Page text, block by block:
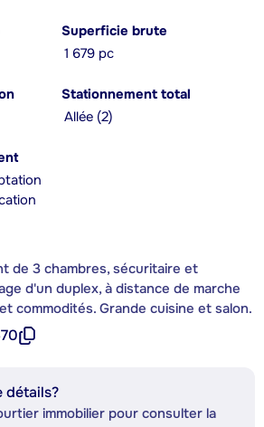
Superficie brute
1 679 pc
Stationnement total
Allée (2)
de 3 chambres, sécuritaire et
d'un duplex, à distance de marche
commodités. Grande cuisine et salon.
détails?
immobilier pour consulter la